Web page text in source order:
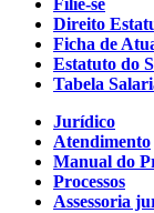
Filie-se
Direito
Ficha de
Estatuto do
Tabela
Jurídico
Atendimento
Manual do
Processos
Assessoria